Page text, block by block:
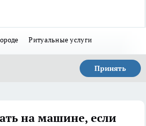
Ритуальные услуги
Принять
на машине, если